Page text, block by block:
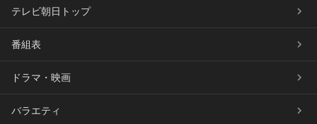
テレビ朝日トップ
番組表
ドラマ・映画
バラエティ